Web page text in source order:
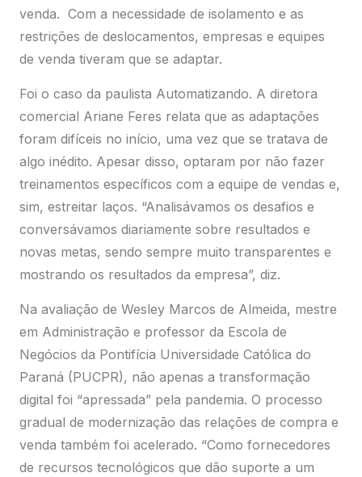
venda. Com a necessidade de isolamento e as
restrições de deslocamentos, empresas e equipes
de venda tiveram que se adaptar.
Foi o caso da paulista Automatizando. A diretora
comercial Ariane Feres relata que as adaptações
foram difíceis no início, uma vez que se tratava de
algo inédito. Apesar disso, optaram por não fazer
treinamentos específicos com a equipe de vendas e,
sim, estreitar laços. “Analisávamos os desafios e
conversávamos diariamente sobre resultados e
novas metas, sendo sempre muito transparentes e
mostrando os resultados da empresa”, diz.
Na avaliação de Wesley Marcos de Almeida, mestre
em Administração e professor da Escola de
Negócios da Pontifícia Universidade Católica do
Paraná (PUCPR), não apenas a transformação
digital foi “apressada” pela pandemia. O processo
gradual de modernização das relações de compra e
venda também foi acelerado. “Como fornecedores
de recursos tecnológicos que dão suporte a um